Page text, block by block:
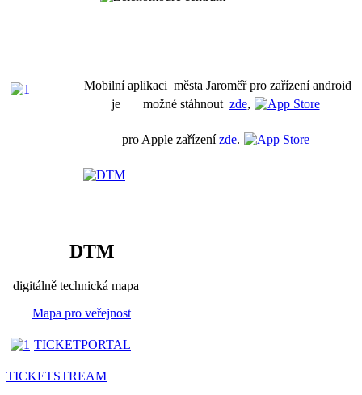
Mobilní aplikaci města Jaroměř pro zařízení android
je možné stáhnout zde,
pro Apple zařízenízde.
DTM
digitálně technická mapa
Mapa pro veřejnost
TICKETPORTAL
TICKETSTREAM